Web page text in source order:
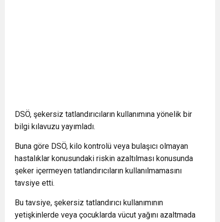
DSÖ, şekersiz tatlandırıcıların kullanımına yönelik bir
bilgi kılavuzu yayımladı.
Buna göre DSÖ, kilo kontrolü veya bulaşıcı olmayan
hastalıklar konusundaki riskin azaltılması konusunda
şeker içermeyen tatlandırıcıların kullanılmamasını
tavsiye etti.
Bu tavsiye, şekersiz tatlandırıcı kullanımının
yetişkinlerde veya çocuklarda vücut yağını azaltmada